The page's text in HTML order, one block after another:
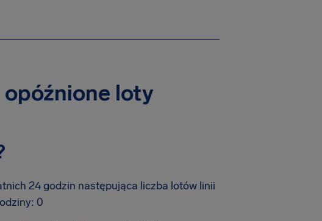
loty
24 godzin następująca liczba lotów linii
0